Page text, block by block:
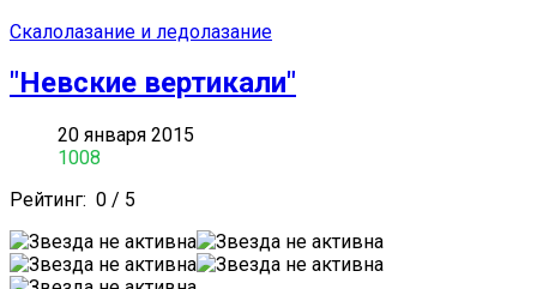
Скалолазание и ледолазание
"Невские вертикали"
20 января 2015
1008
Рейтинг: 0 / 5